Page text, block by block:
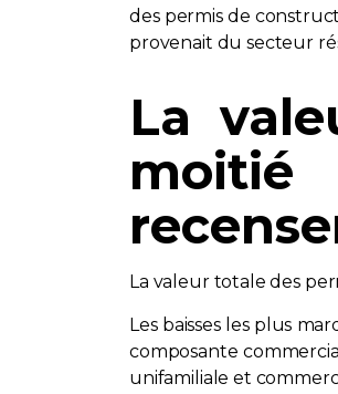
des permis de
provenait du secteur
La
La valeur totale des
Les baisses les plus
composante
unifamiliale et